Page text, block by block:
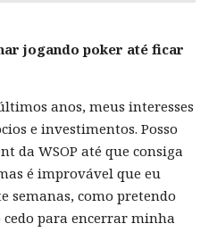
jogando poker até ficar
anos, meus interesses
e investimentos. Posso
da WSOP até que consiga
é improvável que eu
semanas, como pretendo
para encerrar minha